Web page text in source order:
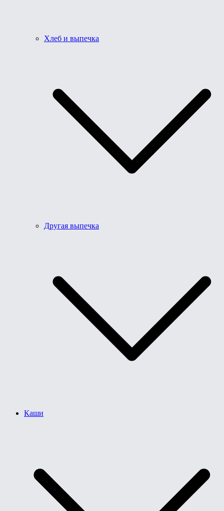
Хлеб и выпечка
Другая выпечка
Каши